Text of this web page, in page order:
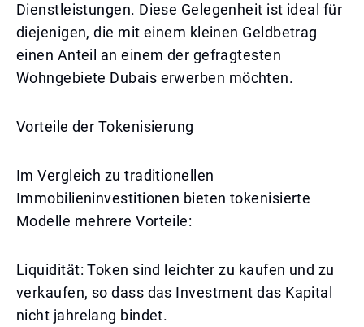
Dienstleistungen. Diese Gelegenheit ist ideal für
diejenigen, die mit einem kleinen Geldbetrag
einen Anteil an einem der gefragtesten
Wohngebiete Dubais erwerben möchten.
Vorteile der Tokenisierung
Im Vergleich zu traditionellen
Immobilieninvestitionen bieten tokenisierte
Modelle mehrere Vorteile:
Liquidität: Token sind leichter zu kaufen und zu
verkaufen, so dass das Investment das Kapital
nicht jahrelang bindet.